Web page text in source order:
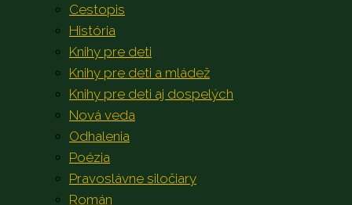
Cestopis
História
Knihy pre deti
Knihy pre deti a mládež
Knihy pre deti aj dospelých
Nová veda
Odhalenia
Poézia
Pravoslávne siločiary
Román